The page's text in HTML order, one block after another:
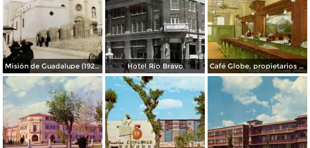
Misión de Guadalupe (1924) Hotel Rio Bravo Café Globe, propietarios Mooney & Hanlan